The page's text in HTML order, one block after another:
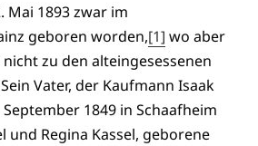
Mai 1893 zwar im
geboren worden,[1] wo aber
zu den alteingesessenen
Vater, der Kaufmann Isaak
1849 in Schaafheim
und Regina Kassel, geborene